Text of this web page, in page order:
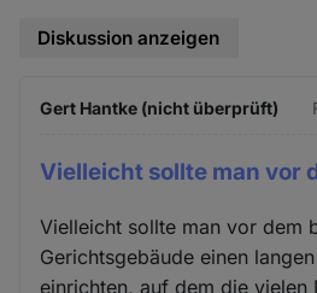
Diskussion anzeigen
Gert Hantke (nicht überprüft)
Vielleicht sollte man vor
Vielleicht sollte man vor dem
Gerichtsgebäude einen
einrichten, auf dem die vielen